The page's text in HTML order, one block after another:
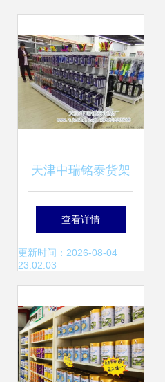
天津中瑞铭泰货架
厂 一站式货架供
应，铸就超市与母
查看详情
更新时间：2026-08-04
23:02:03